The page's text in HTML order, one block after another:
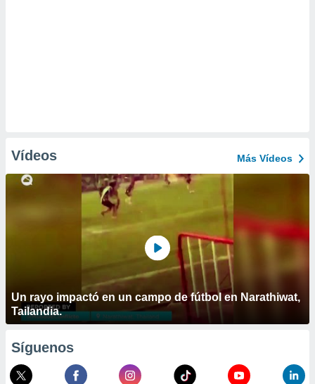
Vídeos Más Vídeos
Un rayo impactó en un campo de fútbol en Narathiwat,
Tailandia.
Síguenos